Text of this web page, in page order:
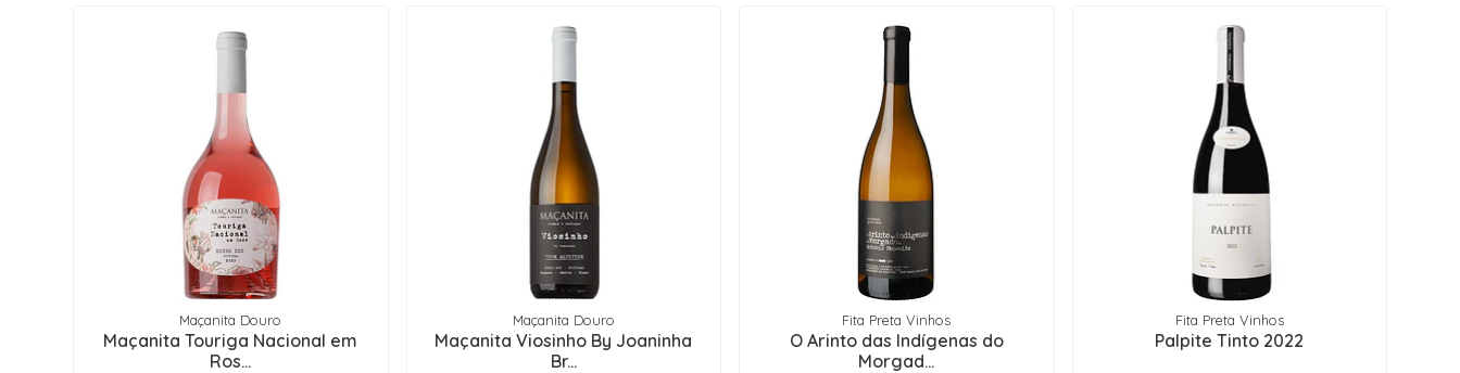
Maçanita Douro
Maçanita Touriga Nacional em
Ros...
Maçanita Douro
Maçanita Viosinho By Joaninha
Br...
Fita Preta Vinhos
O Arinto das Indígenas do
Morgad...
Fita Preta Vinhos
Palpite Tinto 2022